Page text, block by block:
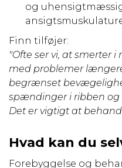
og
Finn tilføjer:
"Ofte ser vi, at smerter
med problemer
begrænset
spændinger i ribben
Det er vigtigt at
Hvad kan du
Forebyggelse og